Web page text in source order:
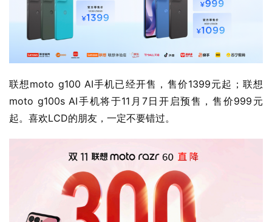
联想moto g100 AI手机已经开售，售价1399元起；联想
moto g100s AI手机将于11月7日开启预售，售价999元
起。喜欢LCD的朋友，一定不要错过。